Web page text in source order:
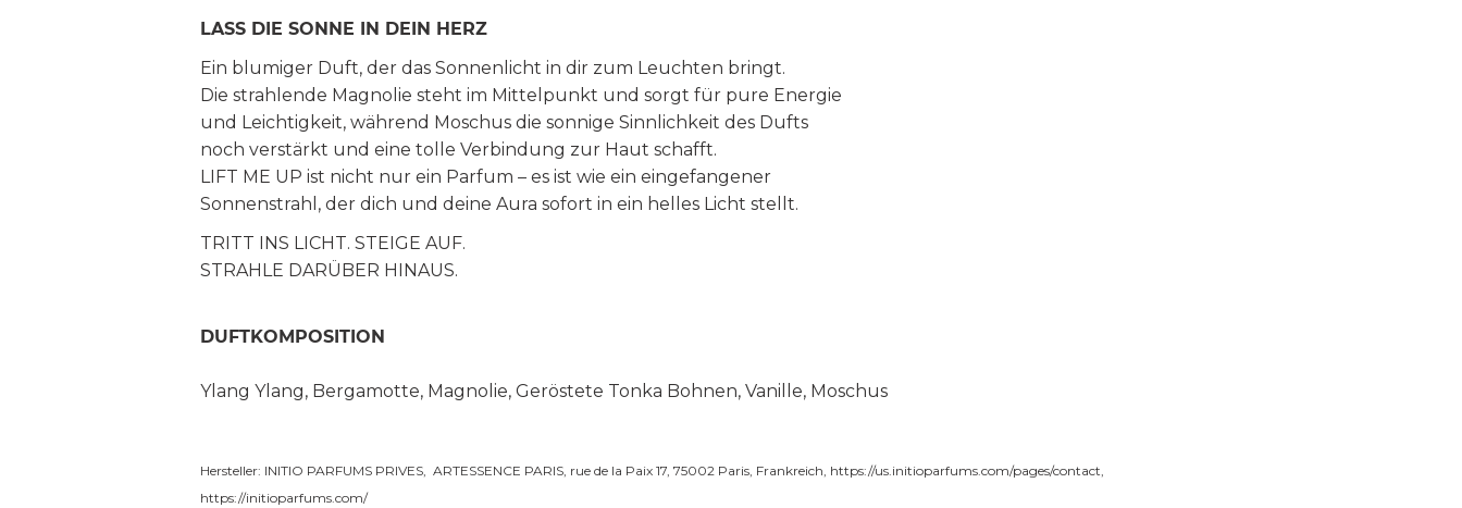
LASS DIE SONNE IN DEIN HERZ
Ein blumiger Duft, der das Sonnenlicht in dir zum Leuchten bringt.
Die strahlende Magnolie steht im Mittelpunkt und sorgt für pure Energie
und Leichtigkeit, während Moschus die sonnige Sinnlichkeit des Dufts
noch verstärkt und eine tolle Verbindung zur Haut schafft.
LIFT ME UP ist nicht nur ein Parfum – es ist wie ein eingefangener
Sonnenstrahl, der dich und deine Aura sofort in ein helles Licht stellt.
TRITT INS LICHT. STEIGE AUF.
STRAHLE DARÜBER HINAUS.
DUFTKOMPOSITION
Ylang Ylang, Bergamotte, Magnolie, Geröstete Tonka Bohnen, Vanille, Moschus
Hersteller: INITIO PARFUMS PRIVES, ARTESSENCE PARIS, rue de la Paix 17, 75002 Paris, Frankreich, https://us.initioparfums.com/pages/contact
https://initioparfums.com/